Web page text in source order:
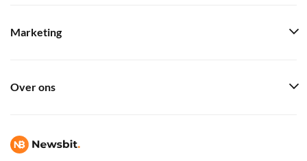
Marketing
Over ons